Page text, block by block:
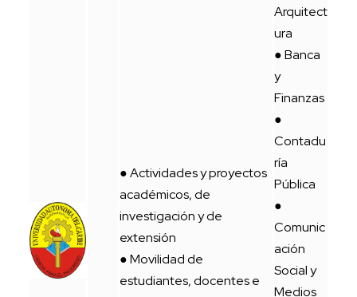
● Actividades y proyectos
académicos, de
investigación y de
extensión
● Movilidad de
estudiantes, docentes e
Arquitect
ura
● Banca
y
Finanzas
●
Contadu
ría
Pública
●
Comunic
ación
Social y
Medios